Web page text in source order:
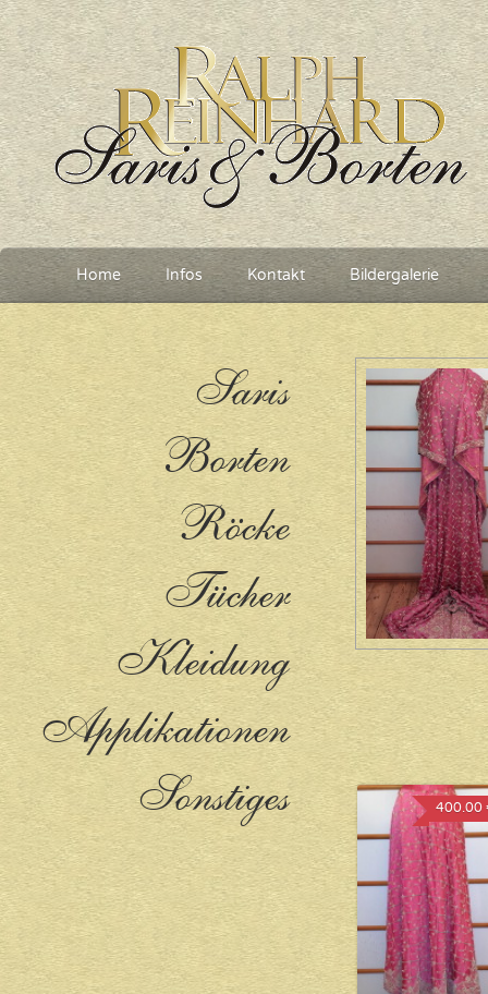
Home Infos Kontakt Bildergalerie
400.00
Saris
Borten
Röcke
Tücher
Kleidung
Applikationen
Sonstiges